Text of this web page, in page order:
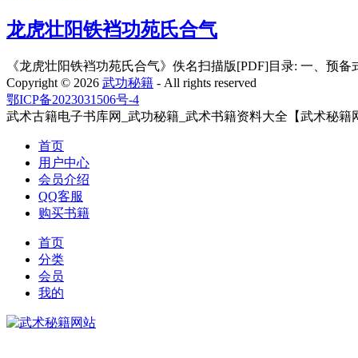
龙虎壮阳铁裆功苑氏合气
《龙虎壮阳铁裆功苑氏合气》佚名扫描版[PDF]目录: 一、预备
Copyright © 2026 武功秘籍 - All rights reserved
鄂ICP备2023031506号-4
武术古籍电子书库网_武功秘籍_武术书籍资料大全【武术秘籍
首页
用户中心
会员介绍
QQ客服
购买书籍
首页
分类
会员
我的